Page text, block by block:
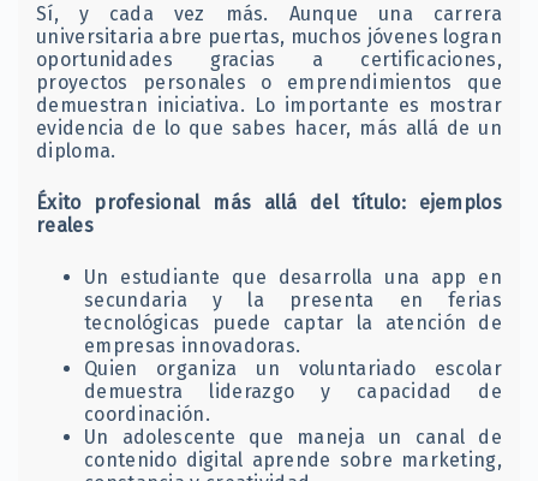
Sí, y cada vez más. Aunque una carrera
universitaria abre puertas, muchos jóvenes logran
oportunidades gracias a certificaciones,
proyectos personales o emprendimientos que
demuestran iniciativa. Lo importante es mostrar
evidencia de lo que sabes hacer, más allá de un
diploma.
Éxito profesional más allá del título: ejemplos
reales
Un estudiante que desarrolla una app en
secundaria y la presenta en ferias
tecnológicas puede captar la atención de
empresas innovadoras.
Quien organiza un voluntariado escolar
demuestra liderazgo y capacidad de
coordinación.
Un adolescente que maneja un canal de
contenido digital aprende sobre marketing,